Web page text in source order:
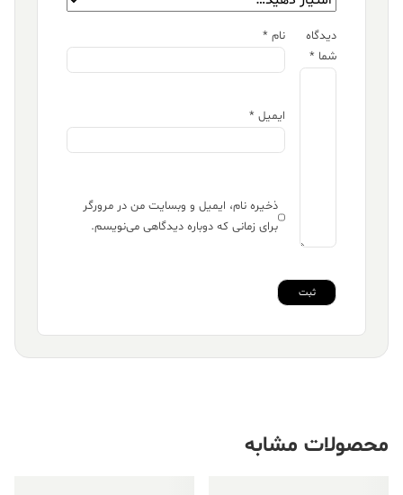
دیدگاه
شما *
نام *
ایمیل *
ذخیره نام، ایمیل و وبسایت من در مرورگر
برای زمانی که دوباره دیدگاهی می‌نویسم.
محصولات مشابه